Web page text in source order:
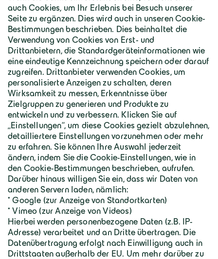
Österreich | Deutsch
Geiger Gruppe
Über Geiger
Karriere